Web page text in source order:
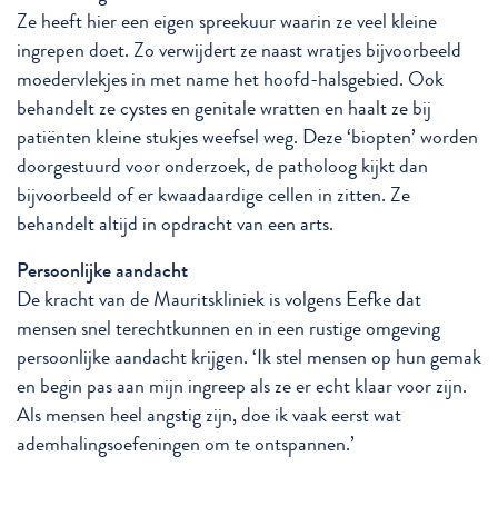
Ze heeft hier een eigen spreekuur waarin ze veel kleine
ingrepen doet. Zo verwijdert ze naast wratjes bijvoorbeeld
moedervlekjes in met name het hoofd-halsgebied. Ook
behandelt ze cystes en genitale wratten en haalt ze bij
patiënten kleine stukjes weefsel weg. Deze ‘biopten’ worden
doorgestuurd voor onderzoek, de patholoog kijkt dan
bijvoorbeeld of er kwaadaardige cellen in zitten. Ze
behandelt altijd in opdracht van een arts.
Persoonlijke aandacht
De kracht van de Mauritskliniek is volgens Eefke dat
mensen snel terechtkunnen en in een rustige omgeving
persoonlijke aandacht krijgen. ‘Ik stel mensen op hun gemak
en begin pas aan mijn ingreep als ze er echt klaar voor zijn.
Als mensen heel angstig zijn, doe ik vaak eerst wat
ademhalingsoefeningen om te ontspannen.’